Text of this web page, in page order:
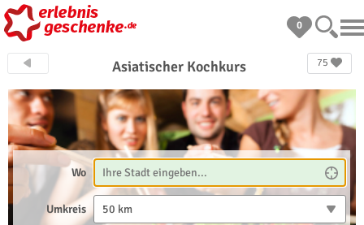
0
75
Asiatischer Kochkurs
Wo
Umkreis 50 km